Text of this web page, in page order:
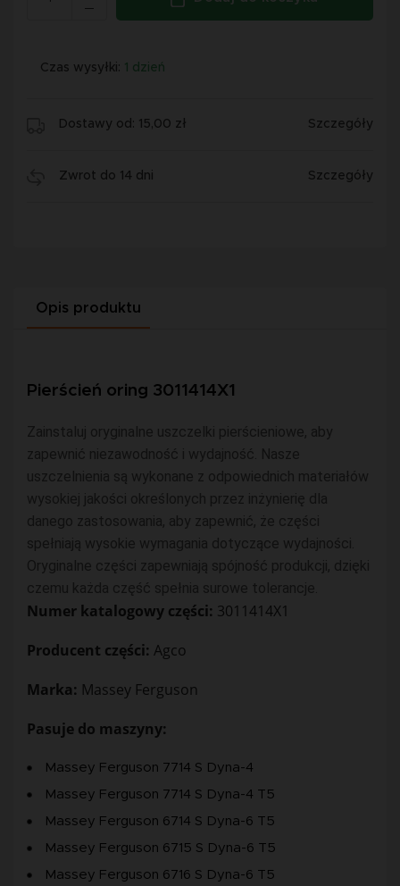
Czas wysyłki: 1 dzień
Dostawy od: 15,00 zł Szczegóły
Zwrot do 14 dni Szczegóły
Opis produktu
Pierścień oring 3011414X1
Zainstaluj oryginalne uszczelki pierścieniowe, aby
zapewnić niezawodność i wydajność. Nasze
uszczelnienia są wykonane z odpowiednich materiałów
wysokiej jakości określonych przez inżynierię dla
danego zastosowania, aby zapewnić, że części
spełniają wysokie wymagania dotyczące wydajności.
Oryginalne części zapewniają spójność produkcji, dzięki
czemu każda część spełnia surowe tolerancje.
Numer katalogowy części: 3011414X1
Producent części: Agco
Marka: Massey Ferguson
Pasuje do maszyny:
Massey Ferguson 7714 S Dyna-4
Massey Ferguson 7714 S Dyna-4 T5
Massey Ferguson 6714 S Dyna-6 T5
Massey Ferguson 6715 S Dyna-6 T5
Massey Ferguson 6716 S Dyna-6 T5